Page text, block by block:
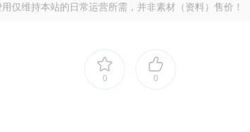
仅维持本站的日常运营所需，并非素材（资料）售价！
0 0